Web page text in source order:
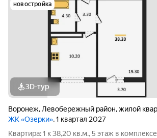
новостройка
3D-тур
Воронеж, Левобережный район,жилой
ЖК «Озерки», 1 квартал 2027
Квартира: 1 к 38,20 кв.м., 5 этаж в